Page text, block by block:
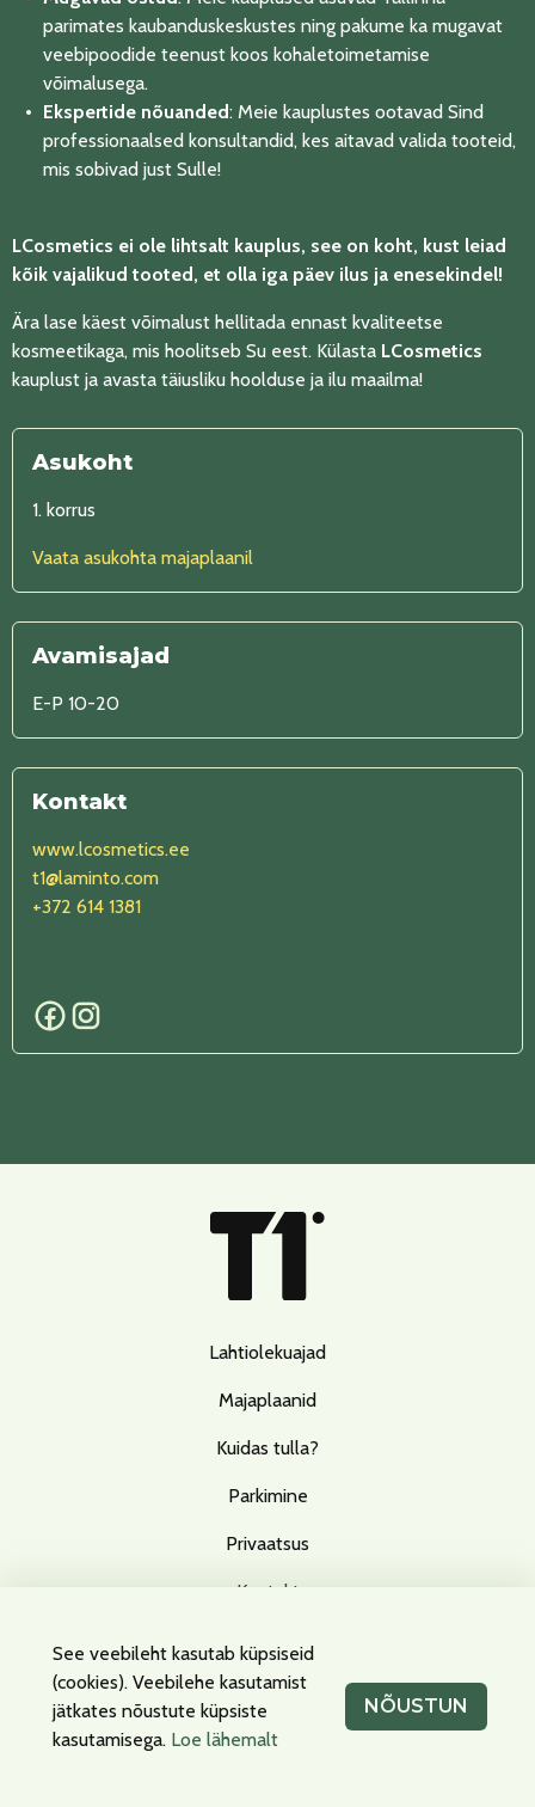
parimates kaubanduskeskustes ning pakume ka mugavat
veebipoodide teenust koos kohaletoimetamise
võimalusega.
Ekspertide nõuanded: Meie kauplustes ootavad Sind
professionaalsed konsultandid, kes aitavad valida tooteid,
mis sobivad just Sulle!
LCosmetics ei ole lihtsalt kauplus, see on koht, kust leiad
kõik vajalikud tooted, et olla iga päev ilus ja enesekindel!
Ära lase käest võimalust hellitada ennast kvaliteetse
kosmeetikaga, mis hoolitseb Su eest. Külasta LCosmetics
kauplust ja avasta täiusliku hoolduse ja ilu maailma!
Asukoht
1. korrus
Vaata asukohta majaplaanil
Avamisajad
E-P 10-20
Kontakt
www.lcosmetics.ee
t1@laminto.com
+372 614 1381
Lahtiolekuajad
Majaplaanid
Kuidas tulla?
Parkimine
Privaatsus
Kontakt
Instagram
See veebileht kasutab küpsiseid
(cookies). Veebilehe kasutamist
jätkates nõustute küpsiste
kasutamisega. Loe lähemalt
NÕUSTUN